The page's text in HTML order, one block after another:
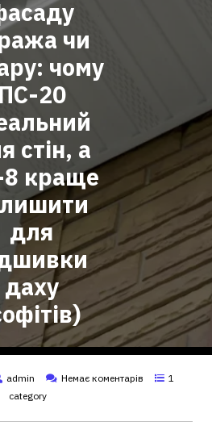
чи
чому
ПС-20
стін, а
краще
для
даху
admin Немає коментарів
1
category